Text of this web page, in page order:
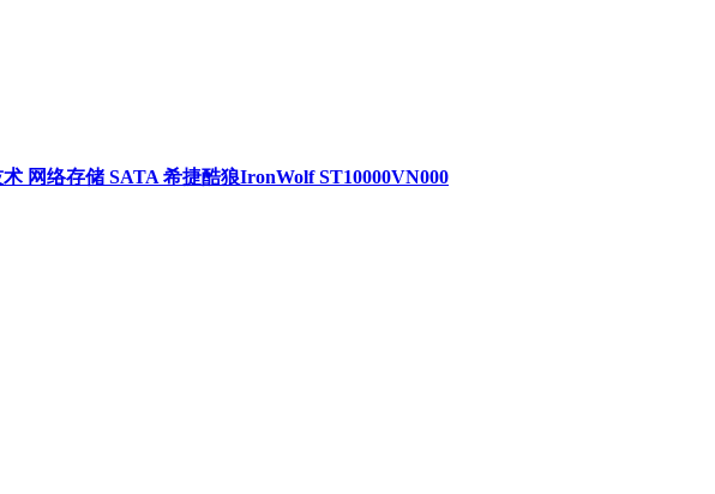
网络存储 SATA 希捷酷狼IronWolf ST10000VN000